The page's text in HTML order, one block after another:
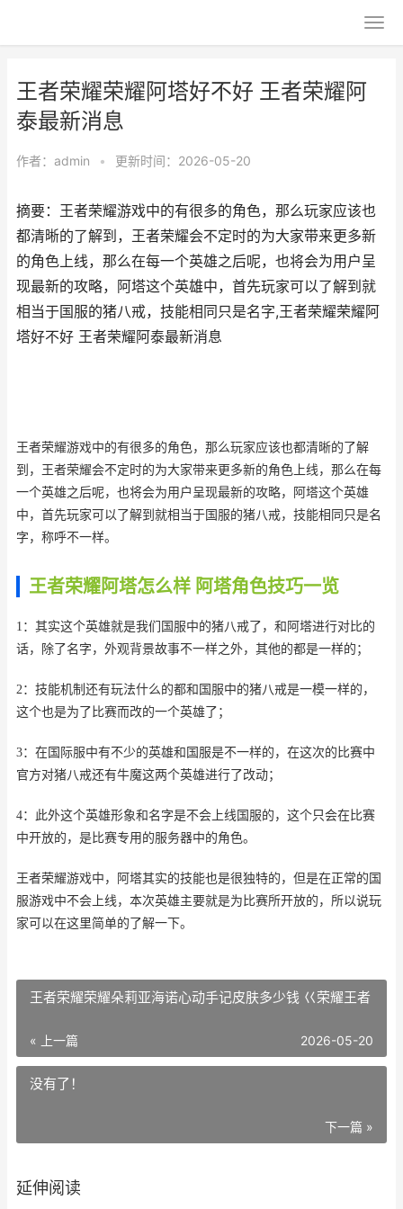
王者荣耀荣耀阿塔好不好 王者荣耀阿
泰最新消息
作者： admin • 更新时间：2026-05-20
摘要：王者荣耀游戏中的有很多的角色，那么玩家应该也
都清晰的了解到，王者荣耀会不定时的为大家带来更多新
的角色上线，那么在每一个英雄之后呢，也将会为用户呈
现最新的攻略，阿塔这个英雄中，首先玩家可以了解到就
相当于国服的猪八戒，技能相同只是名字,王者荣耀荣耀阿
塔好不好 王者荣耀阿泰最新消息
王者荣耀游戏中的有很多的角色，那么玩家应该也都清晰的了解
到，王者荣耀会不定时的为大家带来更多新的角色上线，那么在每
一个英雄之后呢，也将会为用户呈现最新的攻略，阿塔这个英雄
中，首先玩家可以了解到就相当于国服的猪八戒，技能相同只是名
字，称呼不一样。
王者荣耀阿塔怎么样 阿塔角色技巧一览
1：其实这个英雄就是我们国服中的猪八戒了，和阿塔进行对比的
话，除了名字，外观背景故事不一样之外，其他的都是一样的；
2：技能机制还有玩法什么的都和国服中的猪八戒是一模一样的，
这个也是为了比赛而改的一个英雄了；
3：在国际服中有不少的英雄和国服是不一样的，在这次的比赛中
官方对猪八戒还有牛魔这两个英雄进行了改动；
4：此外这个英雄形象和名字是不会上线国服的，这个只会在比赛
中开放的，是比赛专用的服务器中的角色。
王者荣耀游戏中，阿塔其实的技能也是很独特的，但是在正常的国
服游戏中不会上线，本次英雄主要就是为比赛所开放的，所以说玩
家可以在这里简单的了解一下。
王者荣耀荣耀朵莉亚海诺心动手记皮肤多少钱 巜荣耀王者
« 上一篇 2026-05-20
没有了！
下一篇 »
延伸阅读